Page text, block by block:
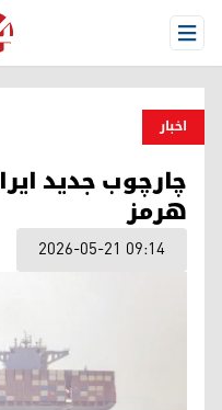
Open Menu
اخبار
چارچوب جدید
هرمز
2026-05-21 09:14